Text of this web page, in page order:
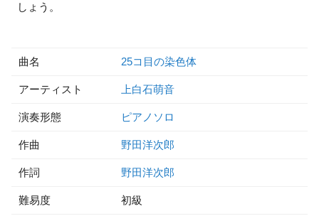
しょう。
曲名 25コ目の染色体
アーティスト 上白石萌音
演奏形態 ピアノソロ
作曲 野田洋次郎
作詞 野田洋次郎
難易度 初級